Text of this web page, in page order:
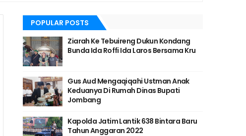
POPULAR POSTS
Ziarah Ke Tebuireng Dukun Kondang
Bunda Ida Roffi Ida Laros Bersama Kru
Gus Aud Mengaqiqahi Ustman Anak
Keduanya Di Rumah Dinas Bupati
Jombang
Kapolda Jatim Lantik 638 Bintara Baru
Tahun Anggaran 2022